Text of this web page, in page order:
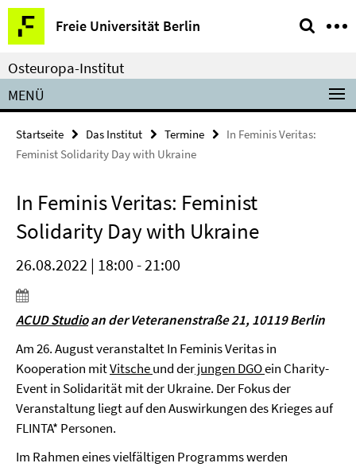
Springe
direkt
zu
Inhalt
Freie Universität Berlin
Service-
Navigation
Osteuropa-Institut
MENÜ
Startseite Das Institut Termine
In Feminis Veritas:
Feminist Solidarity Day with Ukraine
In Feminis Veritas: Feminist
Solidarity Day with Ukraine
26.08.2022 | 18:00 - 21:00
ACUD Studioan der Veteranenstraße 21, 10119 Berlin
Am 26. August veranstaltet In Feminis Veritas in
Kooperation mitVitscheund derjungen DGOein Charity-
Event in Solidarität mit der Ukraine. Der Fokus der
Veranstaltung liegt auf den Auswirkungen des Krieges auf
FLINTA* Personen.
Im Rahmen eines vielfältigen Programms werden